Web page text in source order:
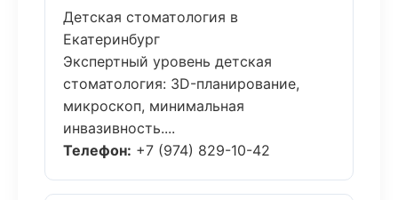
Детская стоматология в
Екатеринбург
Экспертный уровень детская
стоматология: 3D-планирование,
микроскоп, минимальная
инвазивность....
Телефон: +7 (974) 829-10-42